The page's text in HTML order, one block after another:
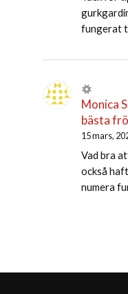
fungerat
Monica
bästa
15 mars,
Vad bra
också
numera